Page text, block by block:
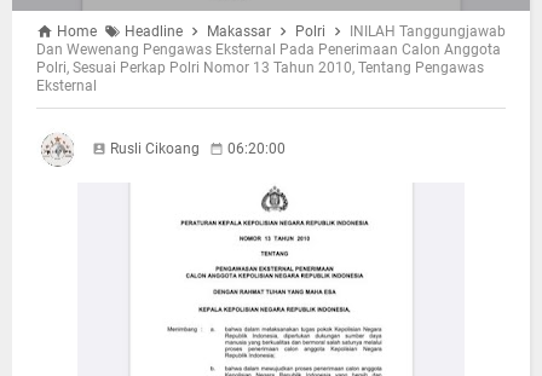
Home Headline Makassar Polri
INILAH Tanggungjawab
Dan Wewenang Pengawas Eksternal Pada Penerimaan Calon Anggota
Polri, Sesuai Perkap Polri Nomor 13 Tahun 2010, Tentang Pengawas
Eksternal
Rusli Cikoang 06:20:00